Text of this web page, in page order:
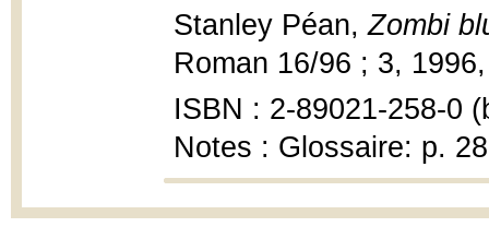
Stanley Péan,Zombi
Roman 16/96 ; 3,
ISBN : 2-89021-258-0
Notes : Glossaire: p.